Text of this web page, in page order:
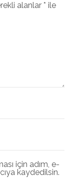
alanlar * ile
için adım, e-
kaydedilsin.